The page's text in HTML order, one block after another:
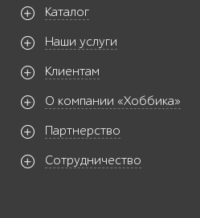
Каталог
Наши услуги
Клиентам
О компании «Хоббика»
Партнерство
Сотрудничество